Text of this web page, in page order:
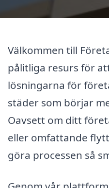
Välkommen till
pålitliga resurs för
lösningarna för
städer som börjar
Oavsett om ditt
eller omfattande
göra processen så